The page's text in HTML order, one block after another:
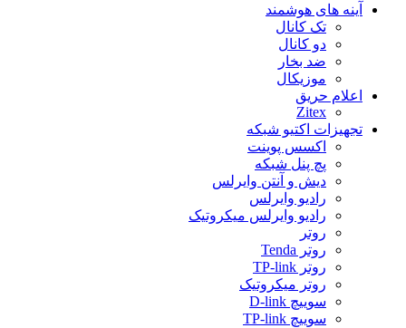
آینه های هوشمند
تک کانال
دو کانال
ضد بخار
موزیکال
اعلام حریق
Zitex
تجهیزات اکتیو شبکه
اکسس پوینت
پچ پنل شبکه
دیش و آنتن وایرلس
رادیو وایرلس
رادیو وایرلس میکروتیک
روتر
روتر Tenda
روتر TP-link
روتر میکروتیک
سوییچ D-link
سوییچ TP-link